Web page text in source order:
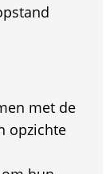
met de
opzichte